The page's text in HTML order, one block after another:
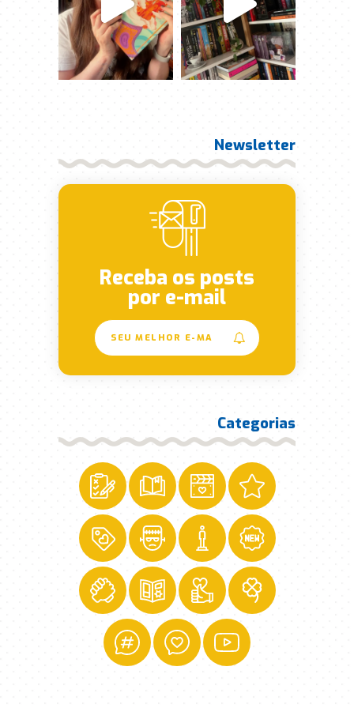
Newsletter
Receba os posts
por e-mail
Categorias